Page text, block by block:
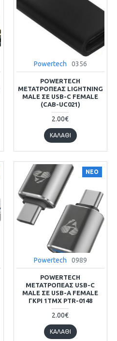
Powertech 0356
POWERTECH
ΜΕΤΑΤΡΟΠΈΑΣ LIGHTNING
MALE ΣΕ USB-C FEMALE
(CAB-UC021)
2.00€
ΚΑΛΆΘΙ
ΝΕΟ
Powertech 0989
POWERTECH
ΜΕΤΑΤΡΟΠΈΑΣ USB-C
MALE ΣΕ USB-A FEMALE
ΓΚΡΙ 1ΤΜΧ PTR-0148
2.00€
ΚΑΛΆΘΙ